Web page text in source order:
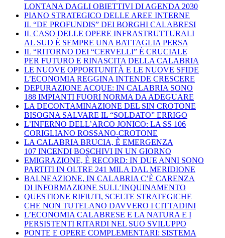
LONTANA DAGLI OBIETTIVI DI AGENDA 2030
PIANO STRATEGICO DELLE AREE INTERNE
IL “DE PROFUNDIS” DEI BORGHI CALABRESI
IL CASO DELLE OPERE INFRASTRUTTURALI
AL SUD È SEMPRE UNA BATTAGLIA PERSA
IL “RITORNO DEI “CERVELLI” È CRUCIALE
PER FUTURO E RINASCITA DELLA CALABRIA
LE NUOVE OPPORTUNITÀ E LE NUOVE SFIDE
L’ECONOMIA REGGINA INTENDE CRESCERE
DEPURAZIONE ACQUE: IN CALABRIA SONO
188 IMPIANTI FUORI NORMA DA ADEGUARE
LA DECONTAMINAZIONE DEL SIN CROTONE
BISOGNA SALVARE IL “SOLDATO” ERRIGO
L’INFERNO DELL’ARCO JONICO: LA SS 106
CORIGLIANO ROSSANO-CROTONE
LA CALABRIA BRUCIA, È EMERGENZA
107 INCENDI BOSCHIVI IN UN GIORNO
EMIGRAZIONE, È RECORD: IN DUE ANNI SONO
PARTITI IN OLTRE 241 MILA DAL MERIDIONE
BALNEAZIONE, IN CALABRIA C’È CARENZA
DI INFORMAZIONE SULL’INQUINAMENTO
QUESTIONE RIFIUTI, SCELTE STRATEGICHE
CHE NON TUTELANO DAVVERO I CITTADINI
L’ECONOMIA CALABRESE E LA NATURA E I
PERSISTENTI RITARDI NEL SUO SVILUPPO
PONTE E OPERE COMPLEMENTARI: SISTEMA